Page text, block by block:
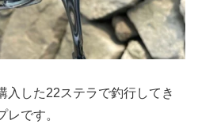
入した22ステラで釣行してき
です。